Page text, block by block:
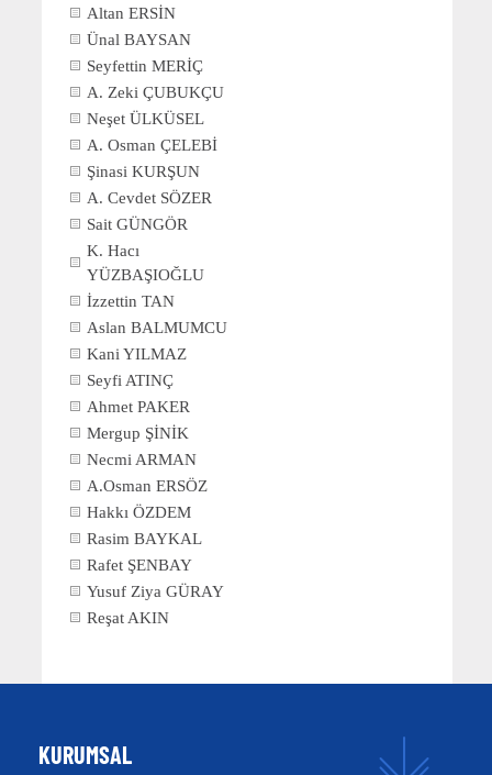
Altan ERSİN
Ünal BAYSAN
Seyfettin MERİÇ
A. Zeki ÇUBUKÇU
Neşet ÜLKÜSEL
A. Osman ÇELEBİ
Şinasi KURŞUN
A. Cevdet SÖZER
Sait GÜNGÖR
K. Hacı
YÜZBAŞIOĞLU
İzzettin TAN
Aslan BALMUMCU
Kani YILMAZ
Seyfi ATINÇ
Ahmet PAKER
Mergup ŞİNİK
Necmi ARMAN
A.Osman ERSÖZ
Hakkı ÖZDEM
Rasim BAYKAL
Rafet ŞENBAY
Yusuf Ziya GÜRAY
Reşat AKIN
KURUMSAL